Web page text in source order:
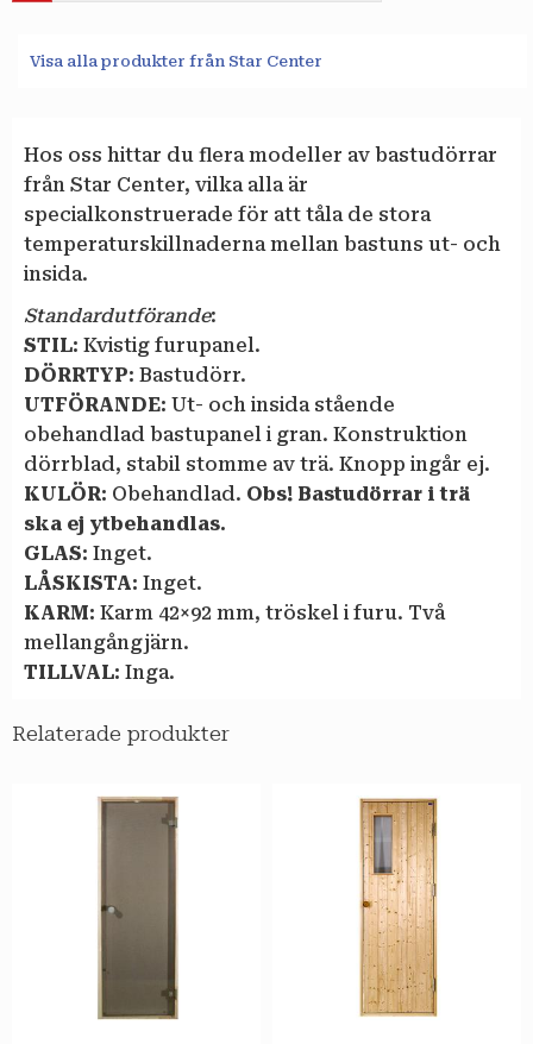
Visa alla produkter från Star Center
Hos oss hittar du flera modeller av bastudörrar
från Star Center, vilka alla är
specialkonstruerade för att tåla de stora
temperaturskillnaderna mellan bastuns ut- och
insida.
Standardutförande:
STIL: Kvistig furupanel.
DÖRRTYP: Bastudörr.
UTFÖRANDE: Ut- och insida stående
obehandlad bastupanel i gran. Konstruktion
dörrblad, stabil stomme av trä. Knopp ingår ej.
KULÖR: Obehandlad. Obs! Bastudörrar i trä
ska ej ytbehandlas.
GLAS: Inget.
LÅSKISTA: Inget.
KARM: Karm 42×92 mm, tröskel i furu. Två
mellangångjärn.
TILLVAL: Inga.
Relaterade produkter